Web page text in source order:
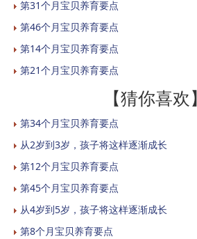
第31个月宝贝养育要点
第46个月宝贝养育要点
第14个月宝贝养育要点
第21个月宝贝养育要点
【猜你喜欢】
第34个月宝贝养育要点
从2岁到3岁，孩子将这样逐渐成长
第12个月宝贝养育要点
第45个月宝贝养育要点
从4岁到5岁，孩子将这样逐渐成长
第8个月宝贝养育要点